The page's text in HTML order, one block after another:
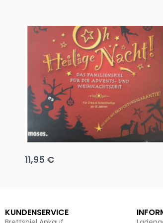
Oh, heilige Nacht!
11,95 €
KUNDENSERVICE